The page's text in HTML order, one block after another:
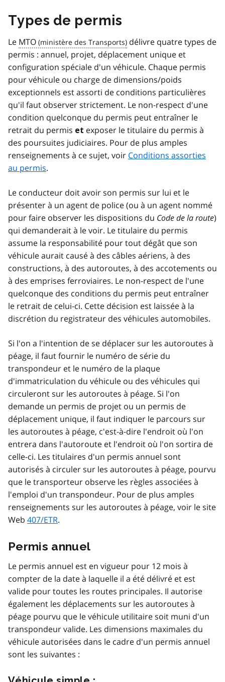
Types de permis
Le MTO
délivre quatre types de
permis : annuel, projet, déplacement unique et
configuration spéciale d'un véhicule. Chaque permis
pour véhicule ou charge de dimensions/poids
exceptionnels est assorti de conditions particulières
qu'il faut observer strictement. Le non-respect d'une
condition quelconque du permis peut entraîner le
retrait du permis et exposer le titulaire du permis à
des poursuites judiciaires. Pour de plus amples
renseignements à ce sujet, voir Conditions assorties
au permis.
Le conducteur doit avoir son permis sur lui et le
présenter à un agent de police (ou à un agent nommé
pour faire observer les dispositions du Code de la route)
qui demanderait à le voir. Le titulaire du permis
assume la responsabilité pour tout dégât que son
véhicule aurait causé à des câbles aériens, à des
constructions, à des autoroutes, à des accotements ou
à des emprises ferroviaires. Le non-respect de l'une
quelconque des conditions du permis peut entraîner
le retrait de celui-ci. Cette décision est laissée à la
discrétion du registrateur des véhicules automobiles.
Si l'on a l'intention de se déplacer sur les autoroutes à
péage, il faut fournir le numéro de série du
transpondeur et le numéro de la plaque
d'immatriculation du véhicule ou des véhicules qui
circuleront sur les autoroutes à péage. Si l'on
demande un permis de projet ou un permis de
déplacement unique, il faut indiquer le parcours sur
les autoroutes à péage, c'est-à-dire l'endroit où l'on
entrera dans l'autoroute et l'endroit où l'on sortira de
celle-ci. Les titulaires d'un permis annuel sont
autorisés à circuler sur les autoroutes à péage, pourvu
que le transporteur observe les règles associées à
l'emploi d'un transpondeur. Pour de plus amples
renseignements sur les autoroutes à péage, voir le site
Web 407/ETR.
Permis annuel
Le permis annuel est en vigueur pour 12 mois à
compter de la date à laquelle il a été délivré et est
valide pour toutes les routes principales. Il autorise
également les déplacements sur les autoroutes à
péage pourvu que le véhicule utilitaire soit muni d'un
transpondeur valide. Les dimensions maximales du
véhicule autorisées dans le cadre d'un permis annuel
sont les suivantes :